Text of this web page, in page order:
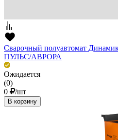
Сварочный полуавтомат
ПУЛЬС/АВРОРА
Ожидается
(0)
0
/шт
В корзину